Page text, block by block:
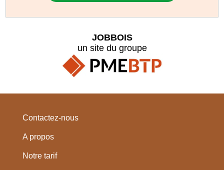
JOBBOIS
un site du groupe
Contactez-nous
A propos
Notre tarif